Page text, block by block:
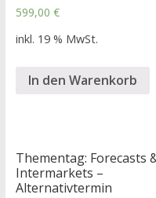
599,00 €
inkl. 19 % MwSt.
In den Warenkorb
Thementag: Forecasts
Intermarkets –
Alternativtermin